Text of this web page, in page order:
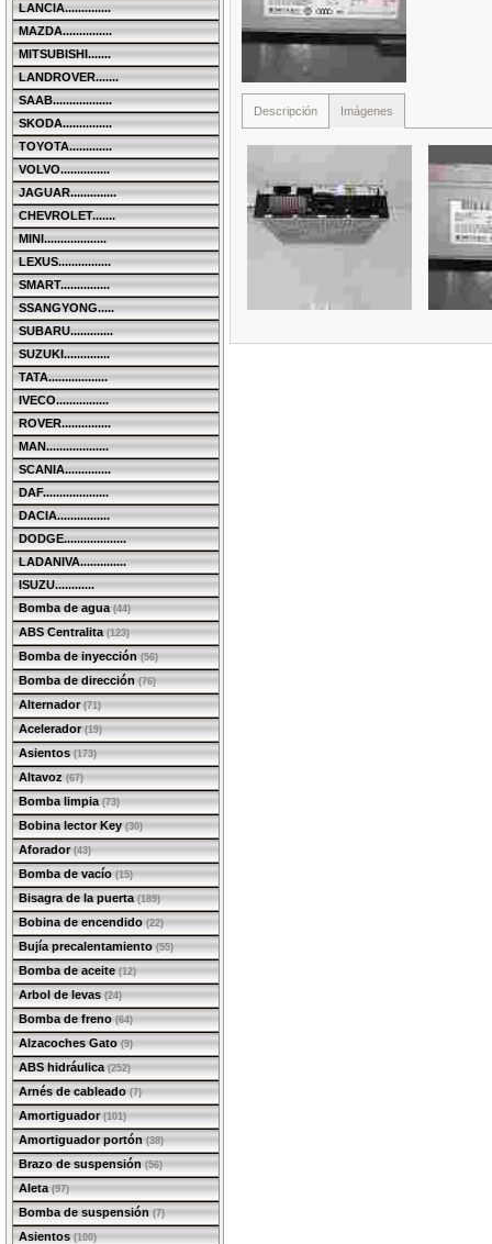
LANCIA..............
MAZDA...............
MITSUBISHI.......
LANDROVER.......
SAAB..................
SKODA...............
TOYOTA.............
VOLVO...............
JAGUAR..............
CHEVROLET.......
MINI...................
LEXUS................
SMART...............
SSANGYONG.....
SUBARU.............
SUZUKI..............
TATA..................
IVECO................
ROVER...............
MAN...................
SCANIA..............
DAF....................
DACIA................
DODGE...................
LADANIVA..............
ISUZU............
Bomba de agua (44)
ABS Centralita (123)
Bomba de inyección (56)
Bomba de dirección (76)
Alternador (71)
Acelerador (19)
Asientos (173)
Altavoz (67)
Bomba limpia (73)
Bobina lector Key (30)
Aforador (43)
Bomba de vacío (15)
Bisagra de la puerta (189)
Bobina de encendido (22)
Bujía precalentamiento (55)
Bomba de aceite (12)
Arbol de levas (24)
Bomba de freno (64)
Alzacoches Gato (9)
ABS hidráulica (252)
Arnés de cableado (7)
Amortiguador (101)
Amortiguador portón (38)
Brazo de suspensión (56)
Aleta (97)
Bomba de suspensión (7)
Asientos (100)
Descripción Imágenes